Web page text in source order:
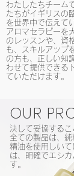
わたしたちチーム
たちがイギリスの
を世界中で伝えて
アロマセラピーを
のレッスンや、資
も、スキルアップ
の方も、正しい知
わせて提供できる
ていただけます。
OUR
決して妥協するこ
全ての製品は、
精油を使用しい
は、明確でエシ
す。